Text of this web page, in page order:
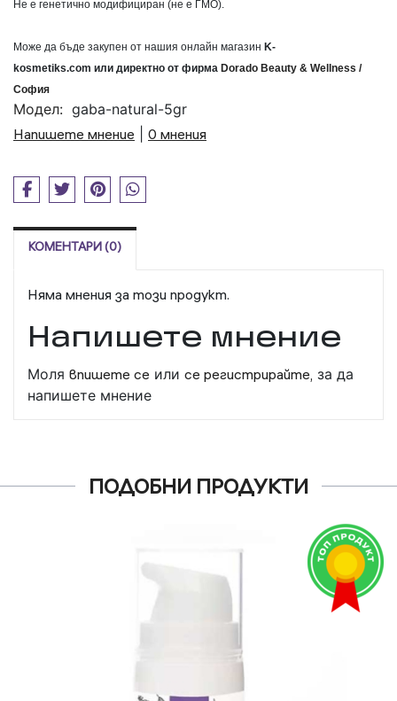
Не е генетично модифициран (не е ГМО).
Може да бъде закупен от нашия онлайн магазин K-
kosmetiks.com или директно от фирма Dorado Beauty & Wellness /
София
Модел: gaba-natural-5gr
Напишете мнение
0 мнения
КОМЕНТАРИ (0)
Няма мнения за този продукт.
Напишете мнение
Моля впишете се или се регистрирайте, за да
напишете мнение
ПОДОБНИ ПРОДУКТИ